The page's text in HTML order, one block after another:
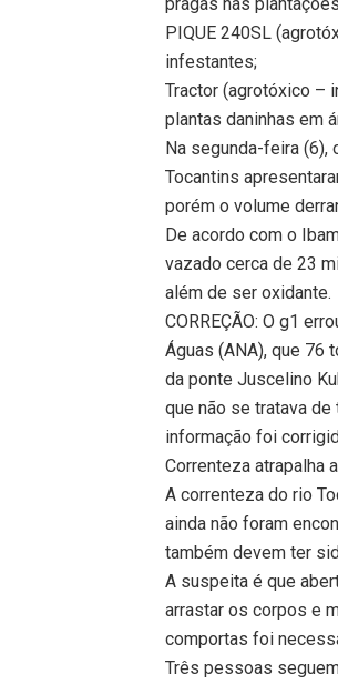
PIQUE 240SL
infestantes;
Tractor (agrotóxico –
plantas daninhas em
Na segunda-feira (6),
Tocantins
porém o volume
De acordo com o
vazado cerca de 23
além de ser oxidante.
CORREÇÃO: O g1
Águas (ANA), que 76
da ponte Juscelino
que não se tratava
informação foi
Correnteza atrapalha
A correnteza do rio
ainda não foram
também devem ter
A suspeita é que
arrastar os corpos e
comportas foi
Três pessoas